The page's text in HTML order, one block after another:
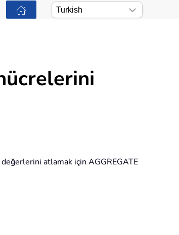
değerlerini atlamak için AGGREGATE